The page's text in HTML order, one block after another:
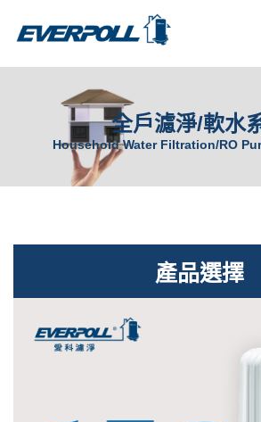
全戶濾淨/軟水
Household Water Filtration/RO
產品選擇